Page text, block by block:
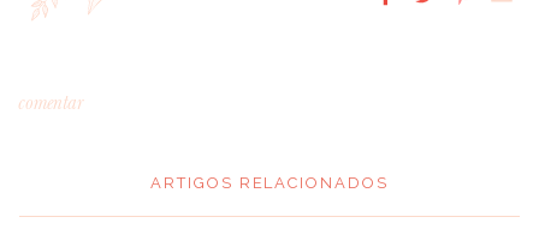
comentar
ARTIGOS RELACIONADOS